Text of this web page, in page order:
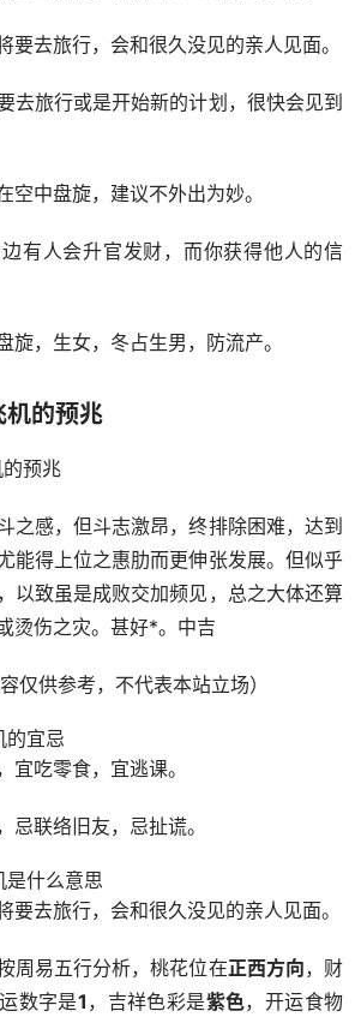
要去旅行，会和很久没见的亲人见面。
去旅行或是开始新的计划，很快会见到
空中盘旋，建议不外出为妙。
有人会升官发财，而你获得他人的信
旋，生女，冬占生男，防流产。
机的预兆
预兆
之感，但斗志激昂，终排除困难，达到
能得上位之惠肋而更伸张发展。但似乎
以致虽是成败交加频见，总之大体还算
烫伤之灾。甚好*。中吉
仅供参考，不代表本站立场）
的宜忌
宜吃零食，宜逃课。
忌联络旧友，忌扯谎。
是什么意思
要去旅行，会和很久没见的亲人见面。
周易五行分析，桃花位在正西方向，财
数字是1 ，吉祥色彩是紫色，开运食物